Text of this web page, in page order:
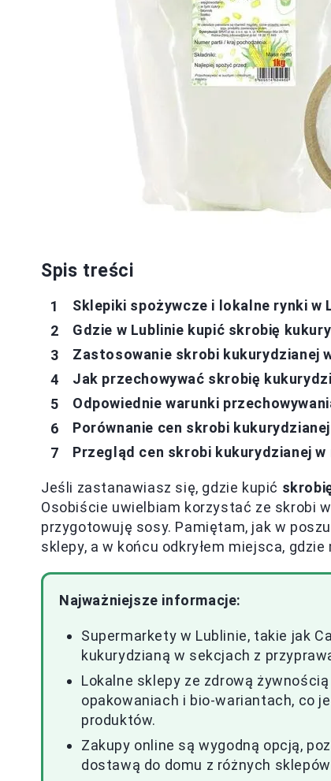
Spis treści
Sklepiki spożywcze i lokalne rynki
Gdzie w Lublinie kupić skrobię
Zastosowanie skrobi kukurydzianej
Jak przechowywać skrobię
Odpowiednie warunki
Porównanie cen skrobi
Przegląd cen skrobi kukurydzianej
Jeśli zastanawiasz się, gdzie kupić
Osobiście uwielbiam korzystać ze skrobi
przygotowuję sosy. Pamiętam, jak w
sklepy, a w końcu odkryłem miejsca,
Najważniejsze informacje:
Supermarkety w Lublinie, takie jak
kukurydzianą w sekcjach z
Lokalne sklepy ze zdrową
opakowaniach i bio-wariantach, co
produktów.
Zakupy online są wygodną opcją,
dostawą do domu z różnych